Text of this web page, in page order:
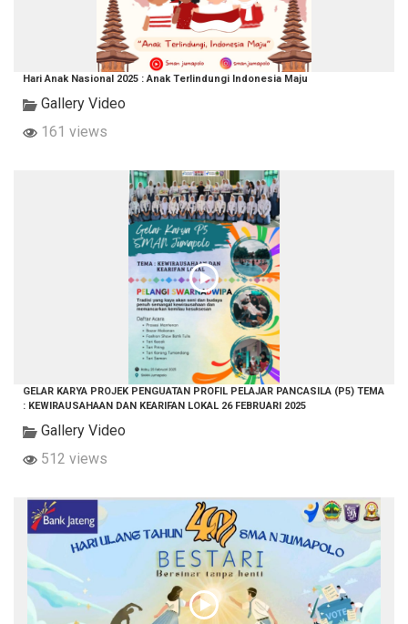
Hari Anak Nasional 2025 : Anak Terlindungi Indonesia Maju
Gallery Video
161 views
GELAR KARYA PROJEK PENGUATAN PROFIL PELAJAR PANCASILA (P5) TEMA
: KEWIRAUSAHAAN DAN KEARIFAN LOKAL 26 FEBRUARI 2025
Gallery Video
512 views